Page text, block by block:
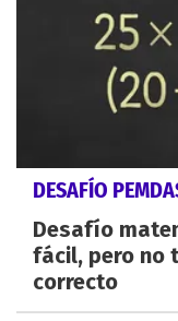
DESAFÍO
Desafío
fácil, pero no
correcto